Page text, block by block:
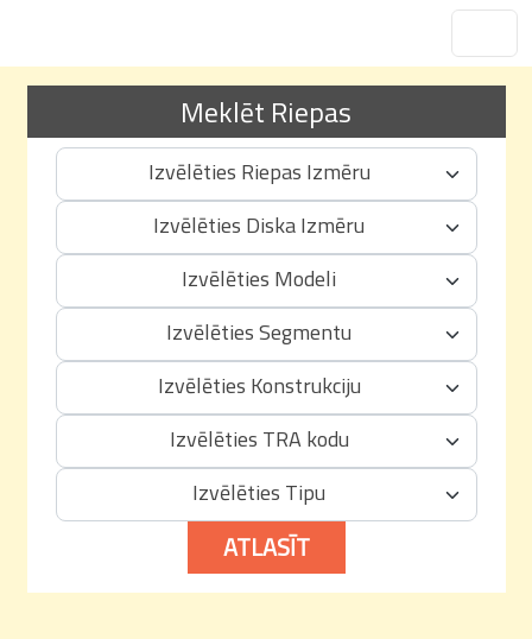
Meklēt Riepas
Izvēlēties Riepas Izmēru
Izvēlēties Diska Izmēru
Izvēlēties Modeli
Izvēlēties Segmentu
Izvēlēties Konstrukciju
Izvēlēties TRA kodu
Izvēlēties Tipu
ATLASĪT